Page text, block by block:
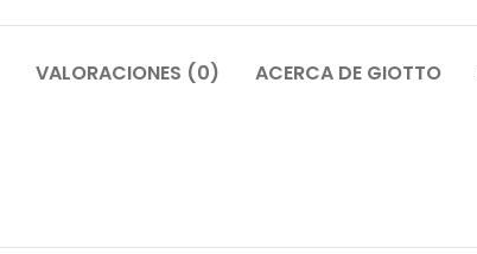
VALORACIONES (0) ACERCA DE GIOTTO